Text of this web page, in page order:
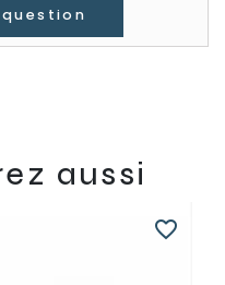
aussi
favorite_border